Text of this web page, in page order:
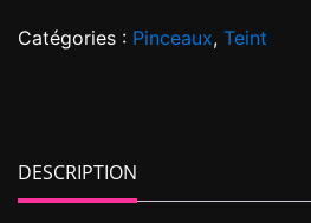
Catégories : Pinceaux, Teint
DESCRIPTION